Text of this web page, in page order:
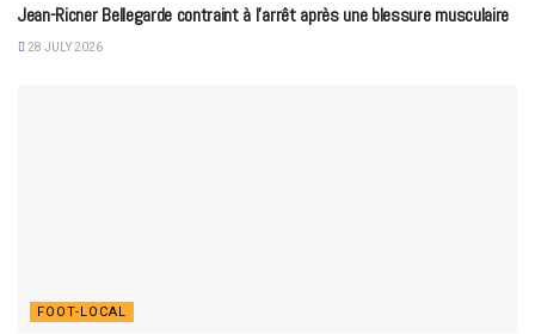
Jean-Ricner Bellegarde contraint à l’arrêt après une blessure musculaire
28 JULY 2026
FOOT-LOCAL